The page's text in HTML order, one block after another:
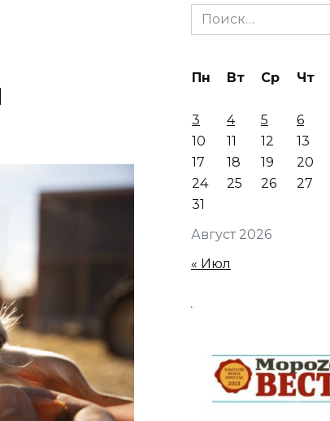
Search
for:
Август 2026
Пн Вт Ср Чт
3
4 5 6
10
11 12 13
17
18 19 20
24
25 26 27
31
« Июл